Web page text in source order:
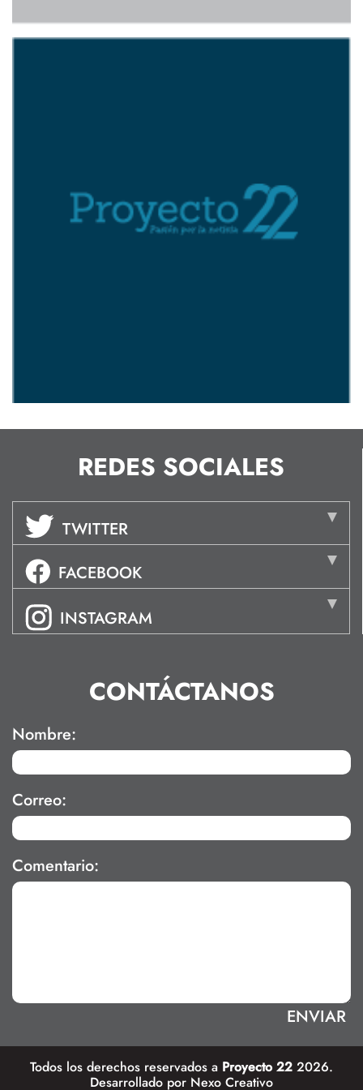
REDES SOCIALES
TWITTER
FACEBOOK
INSTAGRAM
CONTÁCTANOS
Nombre:
Correo:
Comentario:
Todos los derechos reservados a Proyecto 22 2026.
Desarrollado por Nexo Creativo